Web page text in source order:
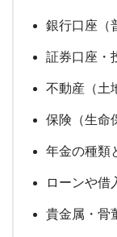
銀行口座（
証券口座・
不動産（土
保険（生命
年金の種類
ローンや借
貴金属・骨